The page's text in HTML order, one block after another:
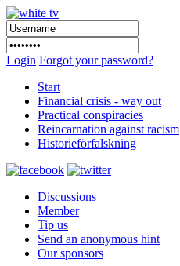
Login Forgot your password?
Start
Financial crisis - way out
Practical conspiracies
Reincarnation against racism
Historieförfalskning
Discussions
Member
Tip us
Send an anonymous hint
Our sponsors